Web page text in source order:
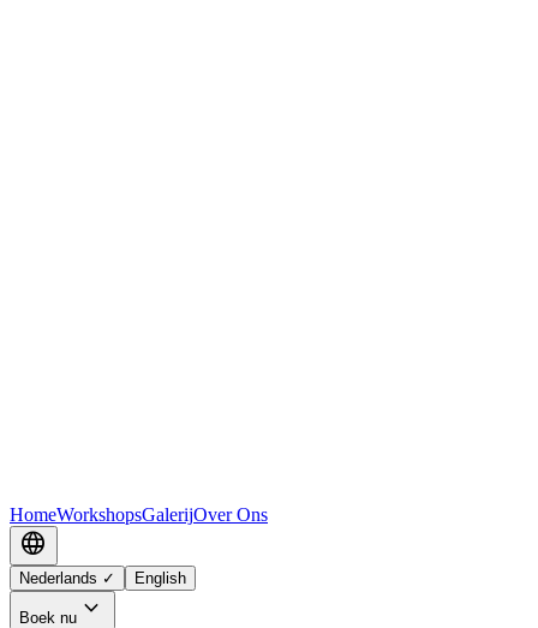
HomeWorkshopsGalerijOver Ons
language
Nederlands ✓ English
Boek nu expand_more